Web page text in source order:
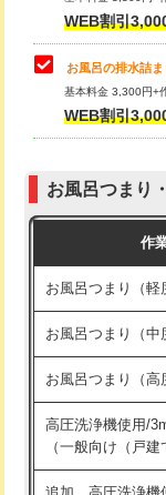
小便器トイレ脱着
その他部品の脱着
交換・取付（タン
交換・取付（普通
交換・取付（温水
交換・取付(単水栓
式）)
交換・取付(混合
式・ワンホール）)
交換・取付(排水栓
（P/S/ポップアッ
WEB割引
お風呂の排水詰ま
基本料金 3,300円+
WEB割引
お風呂つまり
作
お風呂つまり（軽
お風呂つまり（中
お風呂つまり（高
高圧洗浄機使用/
（一般向け（戸建